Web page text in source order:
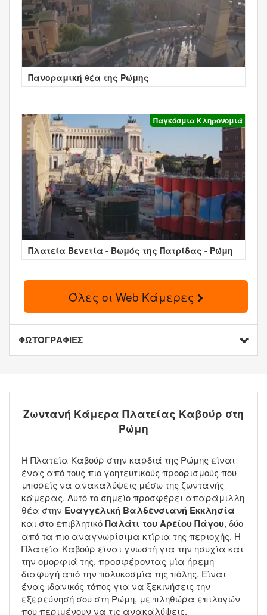
Πανοραμική θέα της Ρώμης
Παγκόσμια Κληρονομιά
Πλατεία Βενετία - Βωμός της Πατρίδας - Ρώμη
Όλες οι Web Κάμερες
ΦΩΤΟΓΡΑΦΙΕΣ
Ζωντανή Κάμερα Πλατείας Καβούρ στη
Ρώμη
Η Πλατεία Καβούρ στην καρδιά της Ρώμης είναι
ένας από τους πιο γοητευτικούς προορισμούς που
μπορείς να ανακαλύψεις μέσω της ζωντανής
κάμερας. Αυτό το σημείο προσφέρει απαράμιλλη
θέα στην Ευαγγελική Βαλδενσιανή Εκκλησία
και στο επιβλητικόΠαλάτι του Αρείου Πάγου, δύο
από τα πιο αναγνωρίσιμα κτίρια της περιοχής. Η
Πλατεία Καβούρ είναι γνωστή για την ησυχία και
την ομορφιά της, προσφέροντας μία ήρεμη
διαφυγή από την πολυκοσμία της πόλης. Είναι
ένας ιδανικός τόπος για να ξεκινήσεις την
εξερεύνησή σου στη Ρώμη, με πληθώρα επιλογών
που περιμένουν να τις ανακαλύψεις.